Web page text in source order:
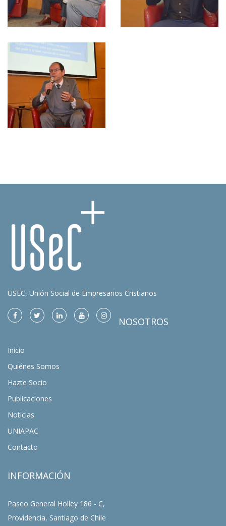
USEC, Unión Social de Empresarios Cristianos
NOSOTROS
Inicio
Quiénes Somos
Hazte Socio
Publicaciones
Noticias
UNIAPAC
Contacto
INFORMACIÓN
Paseo General Holley 186 - C,
Providencia, Santiago de Chile